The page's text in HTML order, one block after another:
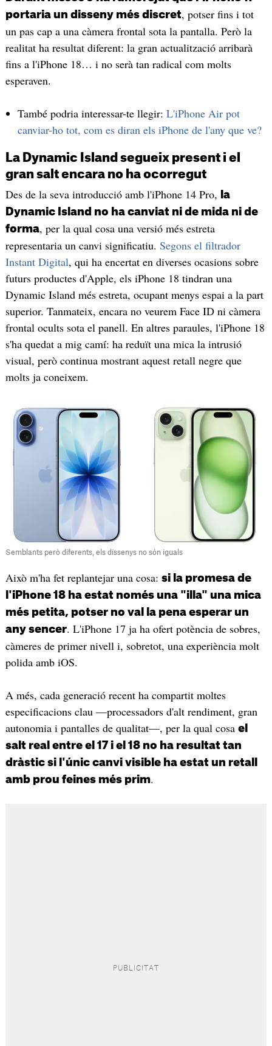
portaria un disseny més discret, potser fins i tot
un pas cap a una càmera frontal sota la pantalla. Però la
realitat ha resultat diferent: la gran actualització arribarà
fins a l'iPhone 18… i no serà tan radical com molts
esperaven.
També podria interessar-te llegir: L'iPhone Air pot
canviar-ho tot, com es diran els iPhone de l'any que ve?
La Dynamic Island segueix present i el
gran salt encara no ha ocorregut
Des de la seva introducció amb l'iPhone 14 Pro,
la
Dynamic Island no ha canviat ni de mida ni de
forma, per la qual cosa una versió més estreta
representaria un canvi significatiu. Segons el filtrador
Instant Digital, qui ha encertat en diverses ocasions sobre
futurs productes d'Apple, els iPhone 18 tindran una
Dynamic Island més estreta, ocupant menys espai a la part
superior. Tanmateix, encara no veurem Face ID ni càmera
frontal ocults sota el panell. En altres paraules, l'iPhone 18
s'ha quedat a mig camí: ha reduït una mica la intrusió
visual, però continua mostrant aquest retall negre que
molts ja coneixem.
Semblants però diferents, els dissenys no són iguals
Això m'ha fet replantejar una cosa: si la promesa de
l'iPhone 18 ha estat només una "illa" una mica
més petita, potser no val la pena esperar un
any sencer. L'iPhone 17 ja ha ofert potència de sobres,
càmeres de primer nivell i, sobretot, una experiència molt
polida amb iOS.
A més, cada generació recent ha compartit moltes
especificacions clau —processadors d'alt rendiment, gran
autonomia i pantalles de qualitat—, per la qual cosa el
salt real entre el 17 i el 18 no ha resultat tan
dràstic si l'únic canvi visible ha estat un retall
amb prou feines més prim.